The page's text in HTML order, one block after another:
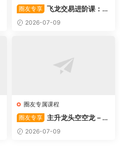
圈友专享 飞龙交易进阶课：共
振战法
2026-07-09
圈友专属课程
圈友专享
主升龙头空空龙－竞
价抢筹盘口的量化公式与十几
年的体系干货，全篇2026061
2026-07-09